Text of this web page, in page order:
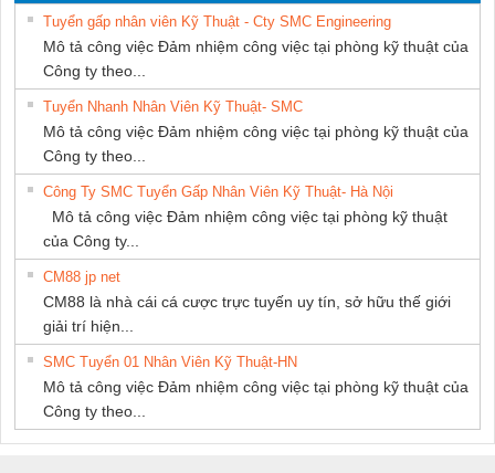
GIA HƯNG
PHÁT
Tuyển gấp nhân viên Kỹ Thuật - Cty SMC Engineering
Mô tả công việc Đảm nhiệm công việc tại phòng kỹ thuật của
Công ty theo...
Tuyển Nhanh Nhân Viên Kỹ Thuật- SMC
Mô tả công việc Đảm nhiệm công việc tại phòng kỹ thuật của
Công ty theo...
Công Ty SMC Tuyển Gấp Nhân Viên Kỹ Thuật- Hà Nội
Mô tả công việc Đảm nhiệm công việc tại phòng kỹ thuật
của Công ty...
CM88 jp net
CM88 là nhà cái cá cược trực tuyến uy tín, sở hữu thế giới
giải trí hiện...
SMC Tuyển 01 Nhân Viên Kỹ Thuật-HN
Mô tả công việc Đảm nhiệm công việc tại phòng kỹ thuật của
Công ty theo...